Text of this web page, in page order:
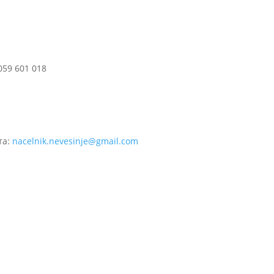
601 018
nacelnik.nevesinje@gmail.com